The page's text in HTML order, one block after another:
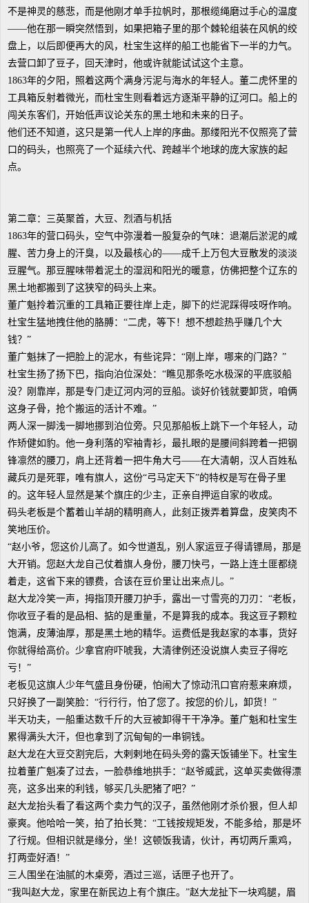
不是神灵的慈悲，而是他刚才单手拉帆时，那根缆绳磨过手心的温度
——他在那一瞬突然悟到，如果把箱子里的那个棘轮组装在风帆的绞
盘上，以后即便再大的风，杜宝生这样的船工也能省下一半的力气。
去营口卸了豆子，回天津时，他或许就能试试这个主意。
1863年的夕阳，照着这两个满身污泥与海水的年轻人。董二虎怀里的
工具箱反射着微光，而杜宝生则看着远方逐渐平静的辽河口。船上的
闯关东客们，开始低声议论关东的黑土地和未来的日子。
他们还不知道，这只是第一代人上岸的序曲。那缕阳光不仅照亮了营
口的码头，也照亮了一个延续六代、跨越半个地球的庞大家族的起
点。
第二章：三英聚首，大豆、烈酒与机括
1863年的营口码头，空气中弥漫着一股复杂的气味：退潮后淤泥的咸
腥、苦力身上的汗臭，以及最核心的——成千上万包大豆散发的淡淡
豆腥气。那豆腥味带着泥土的湿润和阳光的暖意，仿佛把整个辽东的
黑土地都搬到了这狭窄的码头上来。
董广魁拎着沉重的工具箱正要往岸上走，脚下的烂泥踩得吱呀作响。
杜宝生猛地拽住他的胳膊：“二虎，等下！想不想趁热乎赚几个大
钱？”
董广魁抹了一把脸上的泥水，有些诧异：“刚上岸，哪来的门路？”
杜宝生扬了扬下巴，指向泊位深处：“瞧见那条吃水极深的平底驳船
没？刚靠岸，那是专门走辽河内河的豆船。谈好价钱就要卸货，咱俩
这身子骨，抢个搬运的活计不难。”
两人深一脚浅一脚地挪到泊位旁。只见那船板上跳下一个年轻人，动
作矫健如豹。他一身利落的窄袖青衫，最扎眼的是腰间斜跨着一把钢
锋凛然的腰刀，肩上还背着一把牛角大弓——在大清朝，汉人百姓私
藏兵刃是死罪，唯有旗人，这份“弓马定天下”的特权是写在骨子里
的。这年轻人显然是某个旗庄的少主，正亲自押运自家的收成。
码头老板是个蓄着山羊胡的精明商人，此刻正拨弄着算盘，皮笑肉不
笑地压价。
“赵小爷，您这价儿高了。如今世道乱，别人家运豆子得请镖局，那是
大开销。您赵大龙自己仗着旗人身份，腰刀快弓，一路上连土匪都绕
着走，这省下来的镖费，合该在豆价里让出来点儿。”
赵大龙冷笑一声，拇指顶开腰刀护手，露出一寸雪亮的刀刃：“老板，
你收豆子看的是品相、掂的是重量，不是算我的成本。我这豆子颗粒
饱满，皮薄油厚，那是黑土地的精华。运费低是我赵家的本事，货好
你就得给高价。少拿官府吓唬我，大清律例还没说旗人卖豆子得吃
亏！”
老板见这旗人少年气盛且身份硬，怕闹大了惊动汛口官府惹来麻烦，
只好换了一副笑脸：“行行行，怕了您了。按您的价儿，卸货！”
半天功夫，一船重达数千斤的大豆被卸得干干净净。董广魁和杜宝生
累得满头大汗，但也拿到了沉甸甸的一串铜钱。
赵大龙在大豆交割完后，大剌剌地在码头旁的露天饭铺坐下。杜宝生
拉着董广魁凑了过去，一脸恭维地拱手：“赵爷威武，这单买卖做得漂
亮，这多出来的利钱，够买几头肥猪了吧？”
赵大龙抬头看了看这两个卖力气的汉子，虽然他刚才杀价狠，但人却
豪爽。他哈哈一笑，拍了拍长凳：“工钱按规矩发，不能多给，那是坏
了行规。但相识就是缘分，坐！这顿饭我请，伙计，再切两斤熏鸡，
打两壶好酒！”
三人围坐在油腻的木桌旁，酒过三巡，话匣子也开了。
“我叫赵大龙，家里在新民边上有个旗庄。”赵大龙扯下一块鸡腿，眉